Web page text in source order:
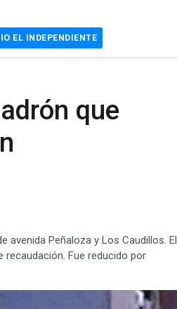
EL INDEPENDIENTE
que
avenida Peñaloza y Los Caudillos. El
recaudación. Fue reducido por